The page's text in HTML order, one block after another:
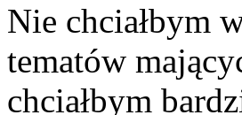
Nie chciałbym
tematów
chciałbym